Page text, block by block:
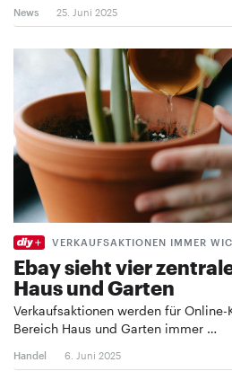
News 25. Juni 2025
VERKAUFSAKTIONEN IMMER
Ebay sieht vier
Haus und Garten
Verkaufsaktionen werden für
Bereich Haus und Garten immer …
Handel 6. Juni 2025